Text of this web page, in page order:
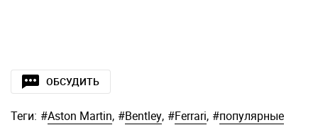
ОБСУДИТЬ
Теги: #Aston Martin, #Bentley, #Ferrari, #популярные